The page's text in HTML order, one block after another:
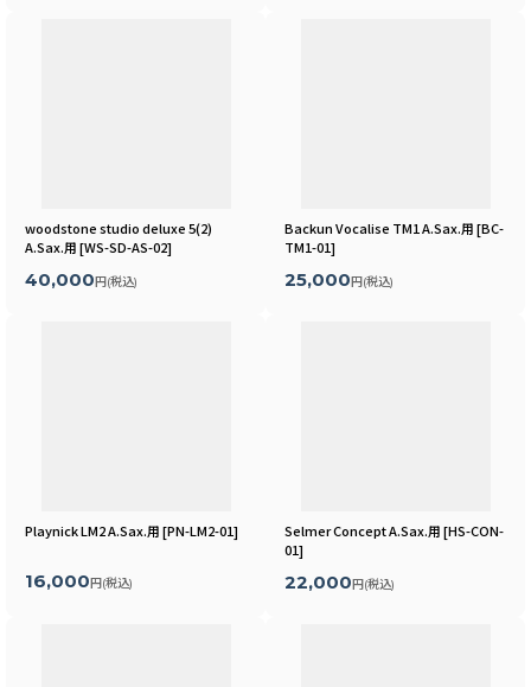
woodstone studio deluxe 5(2)
A.Sax.用[WS-SD-AS-02]
40,000円(税込)
Backun Vocalise TM1 A.Sax.用[BC-
TM1-01]
25,000円(税込)
Playnick LM2 A.Sax.用[PN-LM2-01]
16,000円(税込)
Selmer Concept A.Sax.用[HS-CON-
01]
22,000円(税込)